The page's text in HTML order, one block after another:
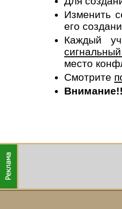
Изменить
его
Каждый
место
Смотрите
Внимание!!